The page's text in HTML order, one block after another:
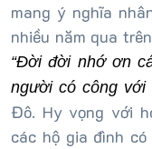
mang ý nghĩa
nhiều năm qua
“Đời đời nhớ ơn
người có công với
Đô. Hy vọng với
các hộ gia đình